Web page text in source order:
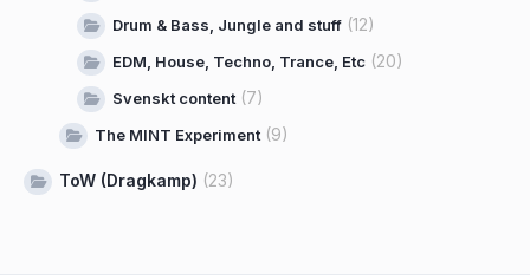
Drum & Bass, Jungle and stuff (12)
EDM, House, Techno, Trance, Etc (20)
Svenskt content (7)
The MINT Experiment (9)
ToW (Dragkamp) (23)